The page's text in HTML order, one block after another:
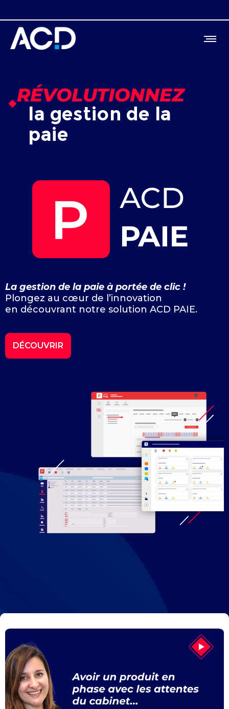
RÉVOLUTIONNEZ
la gestion de la
paie
La gestion de la paie à portée de clic !
Plongez au cœur de l’innovation
en découvrant notre solution ACD PAIE.
DÉCOUVRIR